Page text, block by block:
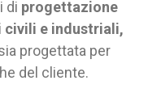
di progettazione
civili e industriali,
progettata per
del cliente.